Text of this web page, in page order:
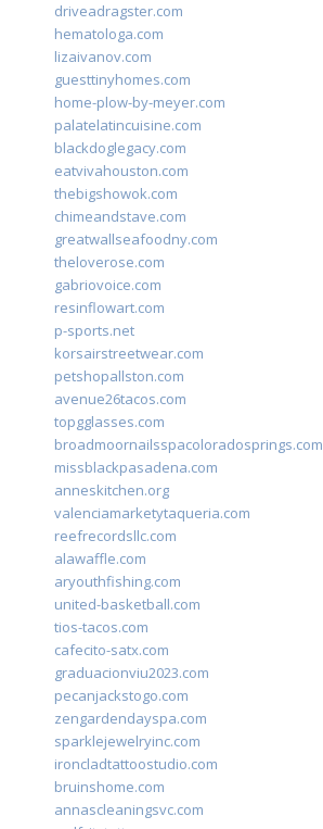
driveadragster.com
hematologa.com
lizaivanov.com
guesttinyhomes.com
home-plow-by-meyer.com
palatelatincuisine.com
blackdoglegacy.com
eatvivahouston.com
thebigshowok.com
chimeandstave.com
greatwallseafoodny.com
theloverose.com
gabriovoice.com
resinflowart.com
p-sports.net
korsairstreetwear.com
petshopallston.com
avenue26tacos.com
topgglasses.com
broadmoornailsspacoloradosprings.com
missblackpasadena.com
anneskitchen.org
valenciamarketytaqueria.com
reefrecordsllc.com
alawaffle.com
aryouthfishing.com
united-basketball.com
tios-tacos.com
cafecito-satx.com
graduacionviu2023.com
pecanjackstogo.com
zengardendayspa.com
sparklejewelryinc.com
ironcladtattoostudio.com
bruinshome.com
annascleaningsvc.com